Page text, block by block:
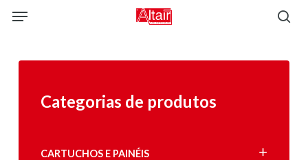
content
Menu
Categorias de produtos
CARTUCHOS E PAINÉIS